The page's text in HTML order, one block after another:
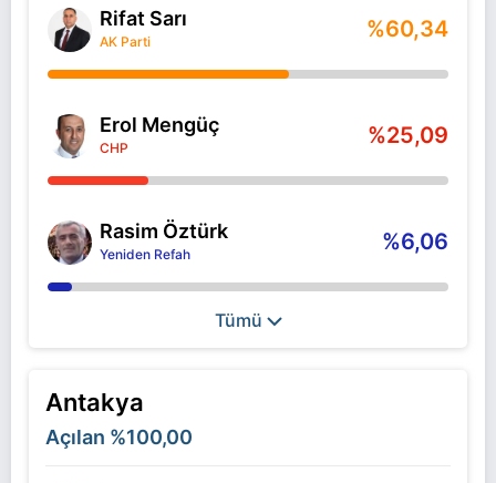
Rifat Sarı
AK Parti %60,34
Erol Mengüç
CHP %25,09
Rasim Öztürk
Yeniden Refah %6,06
Tümü
Antakya
Açılan %100,00